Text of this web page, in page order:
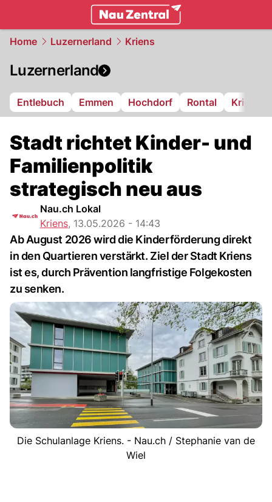
Home Luzernerland Kriens
Luzernerland
Entlebuch Emmen Hochdorf Rontal Kriens
Stadt richtet Kinder- und
Familienpolitik
strategisch neu aus
Nau.ch Lokal
Kriens, 13.05.2026 - 14:43
Ab August 2026 wird die Kinderförderung direkt
in den Quartieren verstärkt. Ziel der Stadt Kriens
ist es, durch Prävention langfristige Folgekosten
zu senken.
Die Schulanlage Kriens. - Nau.ch / Stephanie van de
Wiel